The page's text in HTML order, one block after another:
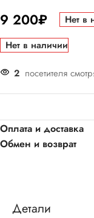
9 200₽
Нет в
Нет в наличии
2 посетителя
Оплата и доставка
Обмен и возврат
Детали